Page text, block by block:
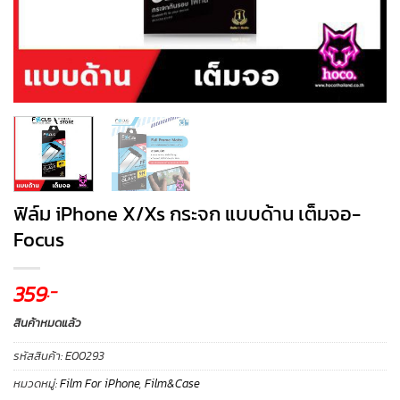
ฟิล์ม iPhone X/Xs กระจก แบบด้าน เต็มจอ-
Focus
359.-
สินค้าหมดแล้ว
รหัสสินค้า:E00293
หมวดหมู่:Film For iPhone, Film&Case